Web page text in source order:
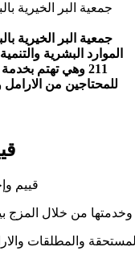
جمعية البر الخيرية
جمعية البر الخيرية
211 وهي تهتم
للمحتاجين من الارامل
قييم
والمطلقات